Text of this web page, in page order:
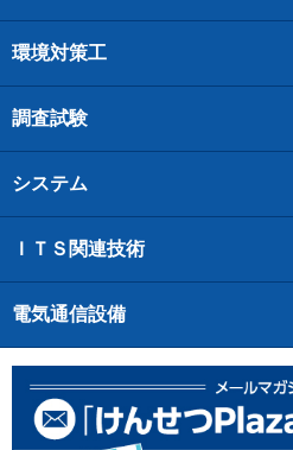
環境対策工
調査試験
システム
ＩＴＳ関連技術
電気通信設備